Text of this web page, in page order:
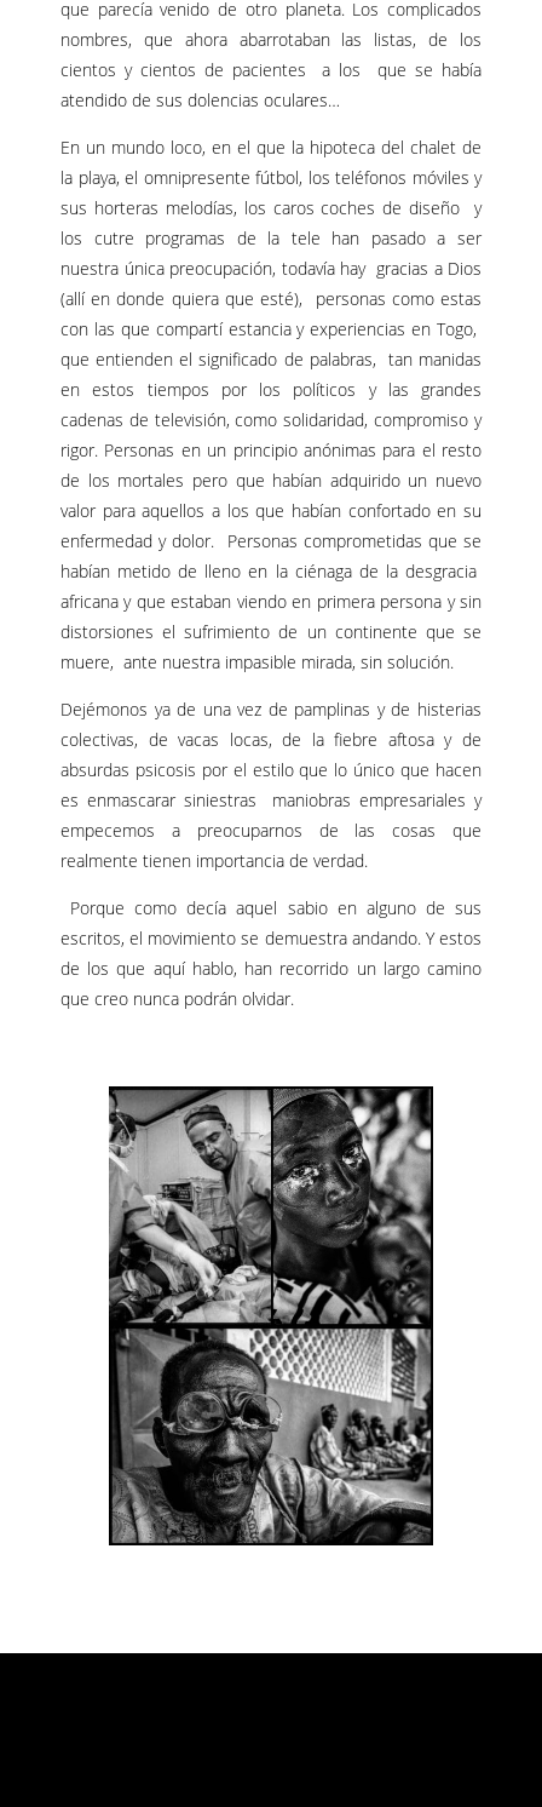
que parecía venido de otro planeta. Los complicados
nombres, que ahora abarrotaban las listas, de los
cientos y cientos de pacientes a los que se había
atendido de sus dolencias oculares…
En un mundo loco, en el que la hipoteca del chalet de
la playa, el omnipresente fútbol, los teléfonos móviles y
sus horteras melodías, los caros coches de diseño y
los cutre programas de la tele han pasado a ser
nuestra única preocupación, todavía hay gracias a Dios
(allí en donde quiera que esté), personas como estas
con las que compartí estancia y experiencias en Togo,
que entienden el significado de palabras, tan manidas
en estos tiempos por los políticos y las grandes
cadenas de televisión, como solidaridad, compromiso y
rigor. Personas en un principio anónimas para el resto
de los mortales pero que habían adquirido un nuevo
valor para aquellos a los que habían confortado en su
enfermedad y dolor. Personas comprometidas que se
habían metido de lleno en la ciénaga de la desgracia
africana y que estaban viendo en primera persona y sin
distorsiones el sufrimiento de un continente que se
muere, ante nuestra impasible mirada, sin solución.
Dejémonos ya de una vez de pamplinas y de histerias
colectivas, de vacas locas, de la fiebre aftosa y de
absurdas psicosis por el estilo que lo único que hacen
es enmascarar siniestras maniobras empresariales y
empecemos a preocuparnos de las cosas que
realmente tienen importancia de verdad.
Porque como decía aquel sabio en alguno de sus
escritos, el movimiento se demuestra andando. Y estos
de los que aquí hablo, han recorrido un largo camino
que creo nunca podrán olvidar.